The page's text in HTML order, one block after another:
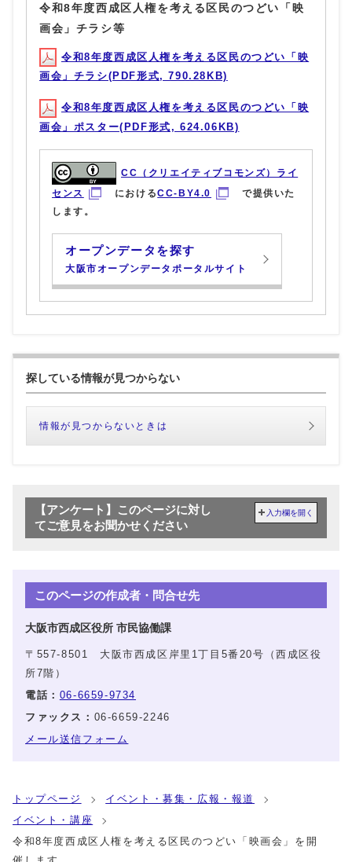
令和8年度⻄成区⼈権を考える区⺠のつどい「映
画会」チラシ等
令和8年度⻄成区⼈権を考える区⺠のつどい「映
画会」チラシ(PDF形式, 790.28KB)
令和8年度⻄成区⼈権を考える区⺠のつどい「映
画会」ポスター(PDF形式, 624.06KB)
CC（クリエイティブコモンズ）ライ
センス
におけるCC-BY4.0
で提供いた
します。
オープンデータを探す
大阪市オープンデータポータルサイト
探している情報が見つからない
情報が見つからないときは
【アンケート】このページに対し
てご意見をお聞かせください
入力欄を開く
このページの作成者・問合せ先
大阪市西成区役所 市民協働課
〒557-8501 大阪市西成区岸里1丁目5番20号（西成区役
所7階）
電話： 06-6659-9734
ファックス： 06-6659-2246
メール送信フォーム
トップページ
イベント・募集・広報・報道
イベント・講座
令和8年度西成区人権を考える区民のつどい「映画会」を開